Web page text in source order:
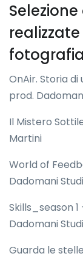
fotografia
OnAir. Storia
prod.
Il Mistero
Martini
World of
Dadomani
Skills_season
Dadomani
Guarda le